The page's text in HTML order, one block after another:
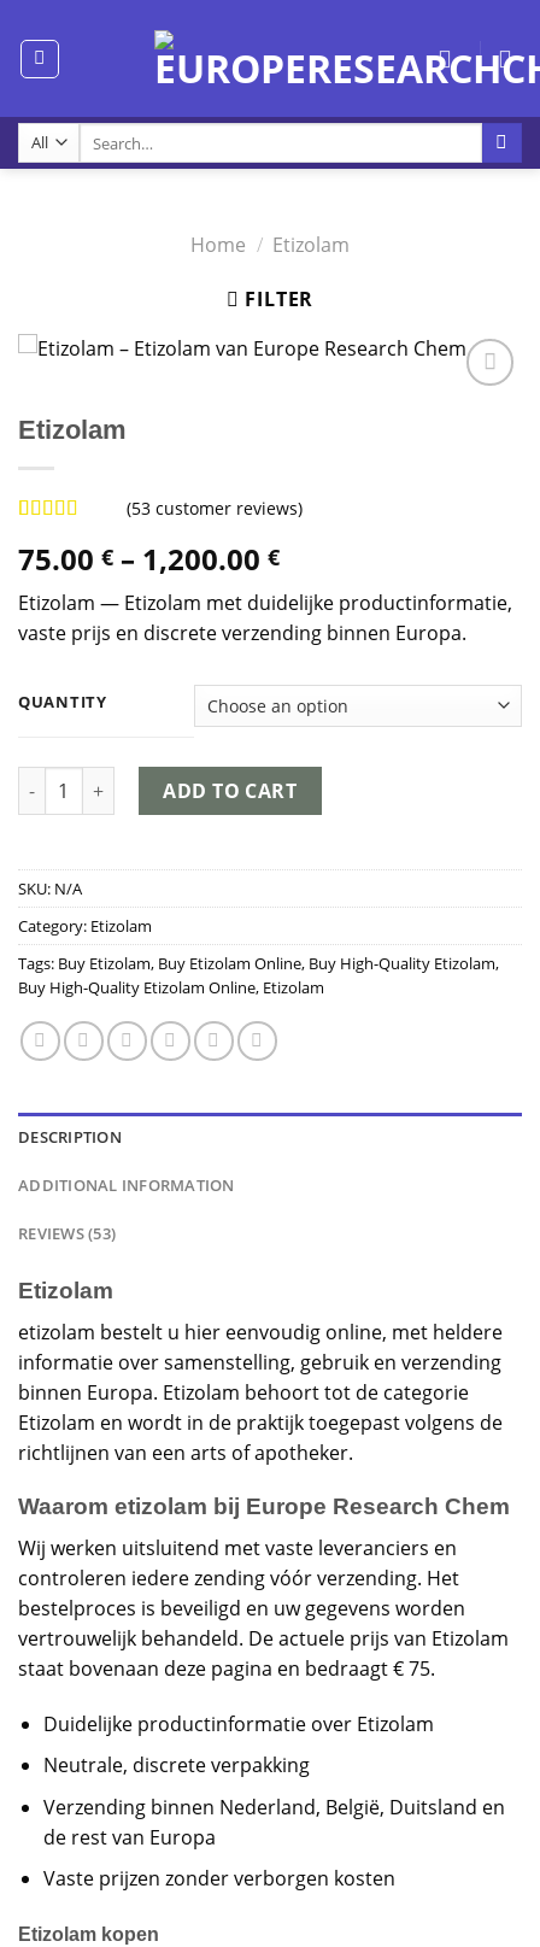
content
for:
Home / Etizolam
FILTER
Etizolam
out of 5
based on
customer
ratings
(53 customer reviews)
75.00 € – 1,200.00 €Price
range:
75.00 €
through
Etizolam — Etizolam met duidelijke productinformatie,
vaste prijs en discrete verzending binnen Europa.
QUANTITY
Etizolam quantity ADD TO CART
SKU: N/A
Category: Etizolam
Tags: Buy Etizolam, Buy Etizolam Online, Buy High-Quality Etizolam,
Buy High-Quality Etizolam Online, Etizolam
DESCRIPTION
ADDITIONAL INFORMATION
REVIEWS (53)
Etizolam
etizolam bestelt u hier eenvoudig online, met heldere
informatie over samenstelling, gebruik en verzending
binnen Europa. Etizolam behoort tot de categorie
Etizolam en wordt in de praktijk toegepast volgens de
richtlijnen van een arts of apotheker.
Waarom etizolam bij Europe Research Chem
Wij werken uitsluitend met vaste leveranciers en
controleren iedere zending vóór verzending. Het
bestelproces is beveiligd en uw gegevens worden
vertrouwelijk behandeld. De actuele prijs van Etizolam
staat bovenaan deze pagina en bedraagt € 75.
Duidelijke productinformatie over Etizolam
Neutrale, discrete verpakking
Verzending binnen Nederland, België, Duitsland en
de rest van Europa
Vaste prijzen zonder verborgen kosten
Etizolam kopen